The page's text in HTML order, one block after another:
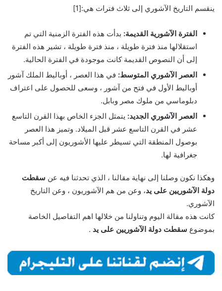
ينقسم التاريخ الآشوري إلى ثلاث فترات هي:[1]
الفترة الآشورية القديمة: بدأت هذه الفترة الزمنية التي تم
استقلالها منذ فترة طويلة ، منذ فترة طويلة ، تشير هذه الفترة
إلى أن النصوص القديمة كانت موجودة في الفترة الحالية.
العصر الآشوري المتوسط: في هذا العصر ، أوباليط الملك آشور
أوباليط الأول في فتح من آشور ، وسعى للحصول على اعتراف
دبلوماسي من ملوك مصر وبابل.
العصر الآشوري الجديد: يتمثل الجزء الخاص بهذا القرن التاسع
عشر في القرن التاسع عشر قبل الميلاد. وتميز هذا العصر
بوصول المنطقة التي تسيطر عليها الأشوريون إلى أكبر مساحة
جغرافية لها.
وهكذا نكون وصلنا إلى نهاية مقالنا ، الذي تحدثنا فيه عن سقطت
دولة الآشوريين على يد، وعن من هم الآشوريون ، وعن التاريخ
الآشوري.
كانت هذه مقالة اليوم وتناولنا من خلالها اهم التفاصيل الخاصة
بموضوع سقطت دولة الآشوريين على يد .